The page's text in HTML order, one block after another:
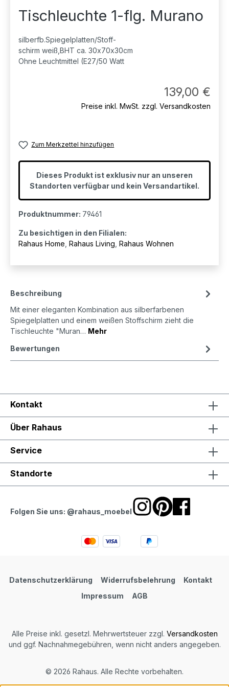
Tischleuchte 1-flg. Murano
silberfb.Spiegelplatten/Stoff-
schirm weiß,BHT ca. 30x70x30cm
Ohne Leuchtmittel (E27/50 Watt
139,00 €
Preise inkl. MwSt. zzgl. Versandkosten
Zum Merkzettel hinzufügen
Dieses Produkt ist exklusiv nur an unseren
Standorten verfügbar und kein Versandartikel.
Produktnummer: 79461
Zu besichtigen in den Filialen:
Rahaus Home Rahaus Living Rahaus Wohnen
Beschreibung
Mit einer eleganten Kombination aus silberfarbenen
Spiegelplatten und einem weißen Stoffschirm zieht die
Tischleuchte "Muran… Mehr
Bewertungen
Kontakt
Über Rahaus
Service
Standorte
Folgen Sie uns: @rahaus_moebel
Datenschutzerklärung Widerrufsbelehrung
Kontakt
Impressum
AGB
Alle Preise inkl. gesetzl. Mehrwertsteuer zzgl. Versandkosten
und ggf. Nachnahmegebühren, wenn nicht anders angegeben.
© 2026 Rahaus. Alle Rechte vorbehalten.